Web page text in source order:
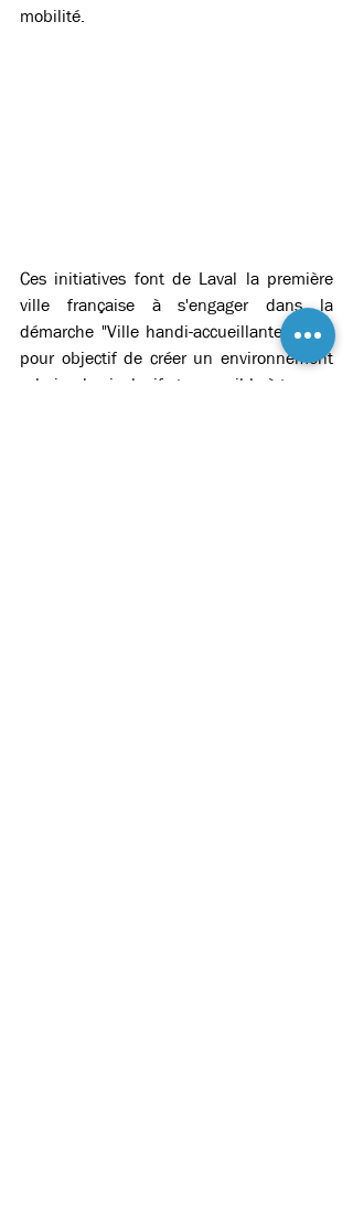
mobilité.
Ces initiatives font de Laval la première
ville française à s'engager dans la
démarche "Ville handi-accueillante", avec
pour objectif de créer un environnement
urbain plus inclusif et accessible à tous.